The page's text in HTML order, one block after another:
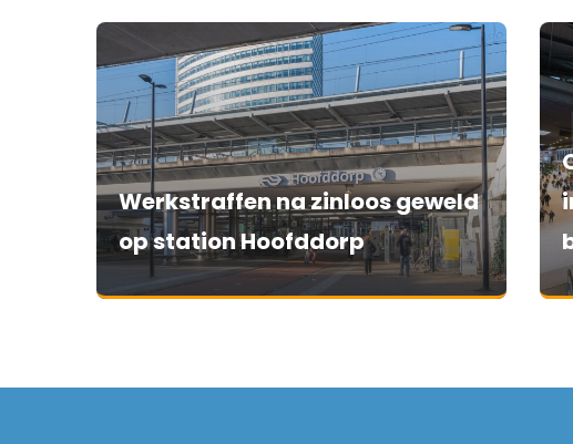
Werkstraffen na zinloos geweld
op station Hoofddorp